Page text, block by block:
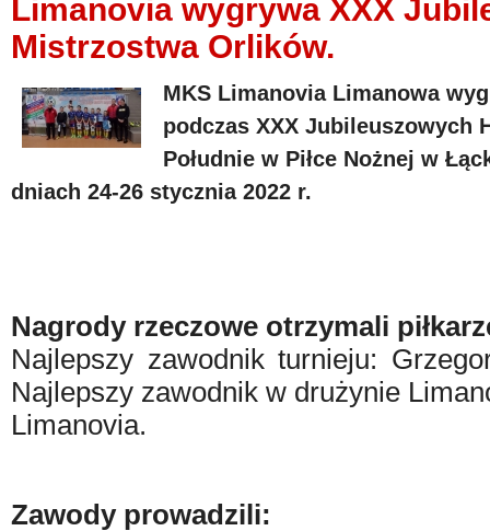
Limanovia wygrywa XXX
Mistrzostwa Orlików.
MKS Limanovia Limanowa
podczas XXX Jubileuszowych
Południe w Piłce Nożnej w
dniach 24-26 stycznia 2022 r.
Nagrody rzeczowe otrzymali
Najlepszy zawodnik turnieju:
Najlepszy zawodnik w drużynie
Limanovia.
Zawody prowadzili: